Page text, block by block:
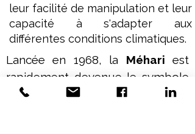
leur facilité de manipulation et leur
capacité à s'adapter aux
différentes conditions climatiques.
Lancée en 1968, la Méhari est
rapidement devenue le symbole
des vacances et de la liberté. Avec